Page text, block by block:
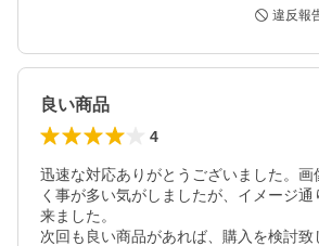
違反報
良い商品
4
迅速な対応ありがとうございました。画
く事が多い気がしましたが、イメージ通
来ました。
次回も良い商品があれば、購入を検討致